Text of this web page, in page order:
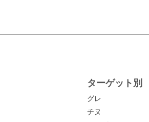
ターゲット別
グレ
チヌ